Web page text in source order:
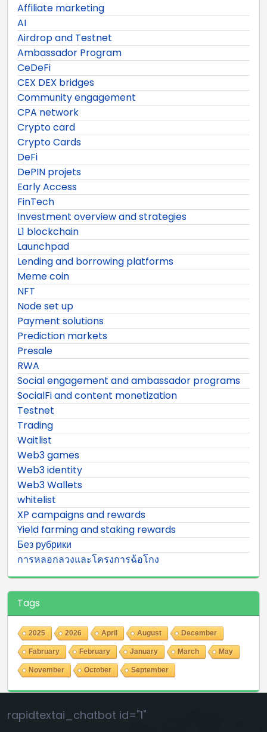
Affiliate marketing
AI
Airdrop and Testnet
Ambassador Program
CeDeFi
CEX DEX bridges
Community engagement
CPA network
Crypto card
Crypto Cards
DeFi
DePIN projets
Early Access
FinTech
Investment overview and strategies
L1 blockchain
Launchpad
Lending and borrowing platforms
Meme coin
NFT
Node set up
Payment solutions
Prediction markets
Presale
RWA
Social engagement and ambassador programs
SocialFi and content monetization
Testnet
Trading
Waitlist
Web3 games
Web3 identity
Web3 Wallets
whitelist
XP campaigns and rewards
Yield farming and staking rewards
Без рубрики
การหลอกลวงและโครงการฉ้อโกง
Tags
2025 2026 April August December
Fabruary February January March May
November October September
rapidtextai_chatbot id="1"